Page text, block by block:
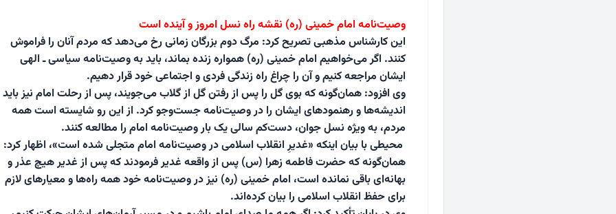
وصیت‌نامه امام خمینی (ره) نقشه راه نسل امروز و آینده است
این کارشناس مذهبی تصریح کرد: مرگ دوم بزرگان زمانی رخ می‌دهد که مردم آنان را فراموش
کنند. اگر می‌خواهیم امام خمینی (ره) همواره زنده بماند، باید به وصیت‌نامه سیاسی ـ الهی
ایشان مراجعه کنیم و آن را چراغ راه زندگی فردی و اجتماعی خود قرار دهیم.
وی افزود: همان‌گونه که بوی گل را پس از رفتن گل از گلاب می‌جویند، پس از رحلت امام نیز باید
اندیشه‌ها و رهنمودهای ایشان را در وصیت‌نامه جست‌وجو کرد. از این رو شایسته است همه
مردم، به ویژه نسل جوان، دست‌کم سالی یک بار وصیت‌نامه امام را مطالعه کنند.
محیطی با بیان اینکه «غدیرِ انقلاب اسلامی در وصیت‌نامه امام متجلی شده است»، اظهار کرد:
همان‌گونه که حضرت فاطمه زهرا (س) پس از واقعه غدیر فرمودند که پس از غدیر هیچ عذر و
بهانه‌ای باقی نمانده است، امام خمینی (ره) نیز در وصیت‌نامه خود همه راه‌ها و معیارهای لازم
برای حفظ انقلاب اسلامی را بیان کرده‌اند.